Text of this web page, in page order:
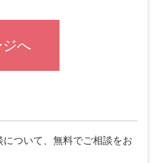
へ
ついて、無料でご相談をお